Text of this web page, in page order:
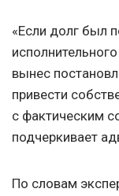
«Если долг был
вынес
привести
с фактическим
подчеркивает
По словам